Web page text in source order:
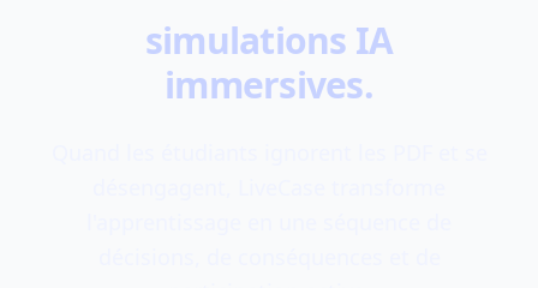
simulations IA
immersives.